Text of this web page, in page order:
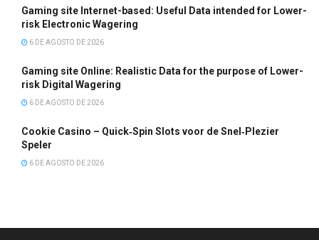
Gaming site Internet-based: Useful Data intended for Lower-
risk Electronic Wagering
6 DE AGOSTO DE 2026
Gaming site Online: Realistic Data for the purpose of Lower-
risk Digital Wagering
6 DE AGOSTO DE 2026
Cookie Casino – Quick‑Spin Slots voor de Snel‑Plezier
Speler
6 DE AGOSTO DE 2026